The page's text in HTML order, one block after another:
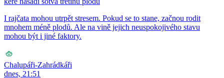
I rajčata mohou utrpět stresem. Pokud se to stane, začnou rodit
mnohem méně plodů. Ale na vině jejich neuspokojivého stavu
mohou být i jiné faktory.
Chalupáři-Zahrádkáři
dnes, 21:51